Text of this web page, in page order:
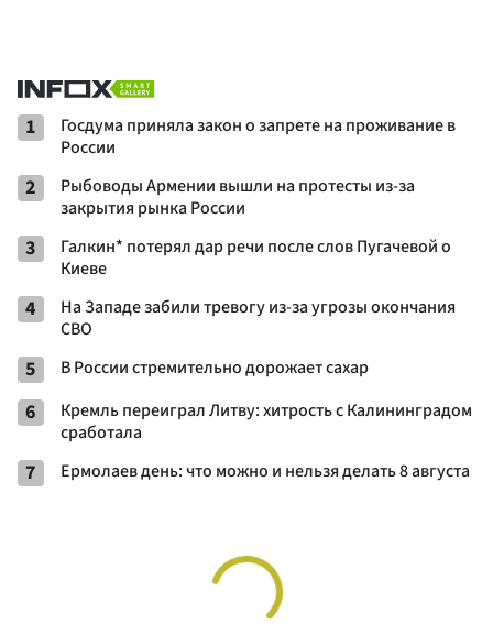
1
Госдума приняла закон о запрете на проживание в
России
2
Рыбоводы Армении вышли на протесты из-за
закрытия рынка России
3
Галкин* потерял дар речи после слов Пугачевой о
Киеве
4
На Западе забили тревогу из-за угрозы окончания
СВО
5 В России стремительно дорожает сахар
6
Кремль переиграл Литву: хитрость с Калининградом
сработала
7 Ермолаев день: что можно и нельзя делать 8 августа